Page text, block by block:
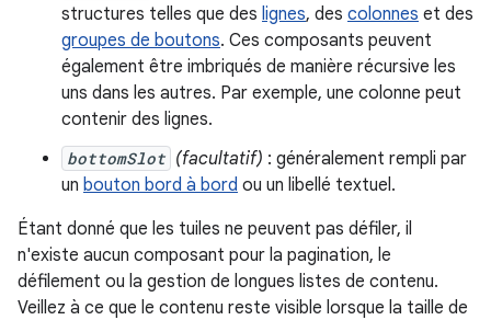
structures telles que des lignes, des colonnes et des
groupes de boutons. Ces composants peuvent
également être imbriqués de manière récursive les
uns dans les autres. Par exemple, une colonne peut
contenir des lignes.
bottomSlot (facultatif) : généralement rempli par
un bouton bord à bord ou un libellé textuel.
Étant donné que les tuiles ne peuvent pas défiler, il
n'existe aucun composant pour la pagination, le
défilement ou la gestion de longues listes de contenu.
Veillez à ce que le contenu reste visible lorsque la taille de